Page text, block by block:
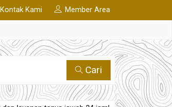
Kontak Kami Member Area
Cari